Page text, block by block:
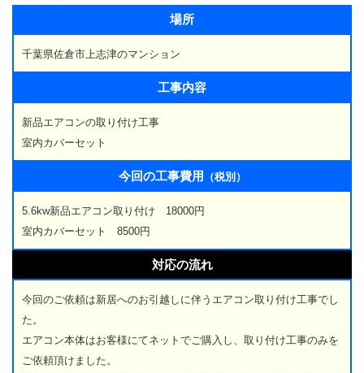
場所
千葉県佐倉市上志津のマンション
工事内容
新品エアコンの取り付け工事
室内カバーセット
今回の工事費用 （税別）
5.6kw新品エアコン取り付け 18000円
室内カバーセット 8500円
対応の流れ
今回のご依頼は新居へのお引越しに伴うエアコン取り付け工事でし
た。
エアコン本体はお客様にてネットでご購入し、取り付け工事のみを
ご依頼頂けました。